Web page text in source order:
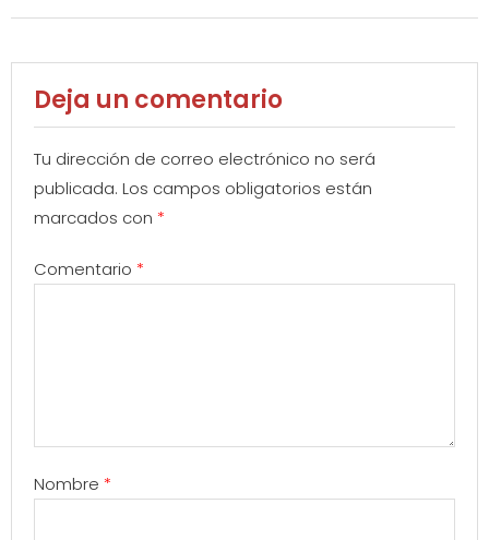
Deja un comentario
Tu dirección de correo electrónico no será
publicada. Los campos obligatorios están
marcados con *
Comentario *
Nombre *